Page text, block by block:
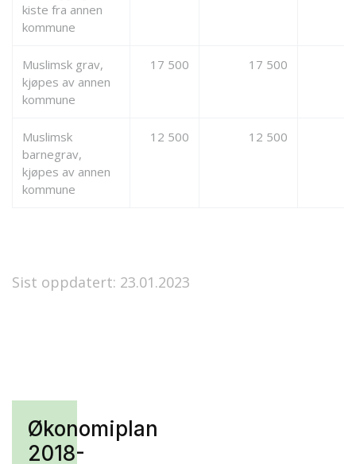
Økonomiplan
2018-
kiste fra annen
kommune
Muslimsk grav,
kjøpes av annen
kommune
17 500 17 500
Muslimsk
barnegrav,
kjøpes av annen
kommune
12 500 12 500
Sist oppdatert: 23.01.2023